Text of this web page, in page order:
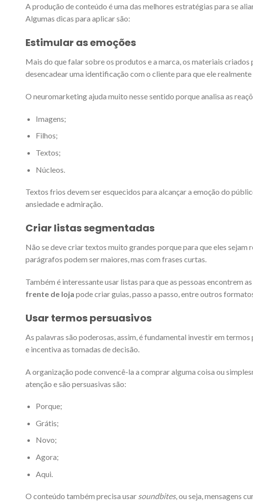
A produção de conteúdo é uma das melhores estratégias para se
Algumas dicas para aplicar são:
Estimular as emoções
Mais do que falar sobre os produtos e a marca, os materiais
desencadear uma identificação com o cliente para que ele
O neuromarketing ajuda muito nesse sentido porque analisa as
Imagens;
Filhos;
Textos;
Núcleos.
Textos frios devem ser esquecidos para alcançar a emoção do
ansiedade e admiração.
Criar listas segmentadas
Não se deve criar textos muito grandes porque para que eles
parágrafos podem ser maiores, mas com frases curtas.
Também é interessante usar listas para que as pessoas encontrem
frente de loja pode criar guias, passo a passo, entre outros
Usar termos persuasivos
As palavras são poderosas, assim, é fundamental investir em
e incentiva as tomadas de decisão.
A organização pode convencê-la a comprar alguma coisa ou
atenção e são persuasivas são:
Porque;
Grátis;
Novo;
Agora;
Aqui.
O conteúdo também precisa usar soundbites, ou seja, mensagens